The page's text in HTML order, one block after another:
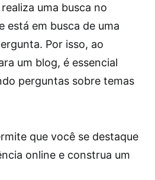
uma busca no
está em busca de uma
Por isso, ao
um blog, é essencial
perguntas sobre temas
que você se destaque
online e construa um